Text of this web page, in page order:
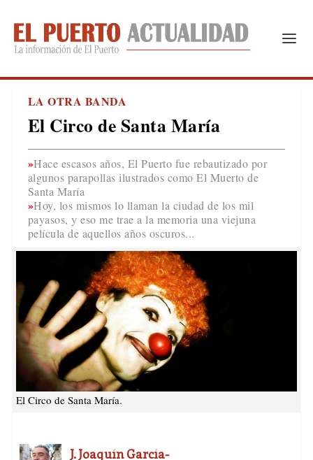
LA OTRA BANDA
El Circo de Santa María
Hace escasos años, El Puerto fue rebautizado por
algunos parapollas ilustrados como El Muerto de
Santa María
Hoy, los mismos lo llaman la ciudad de los mil
payasos, y eso me trae a la memoria una viejuna
película de aquellos años oscuros...
El Circo de Santa María.
J. Joaquín García-